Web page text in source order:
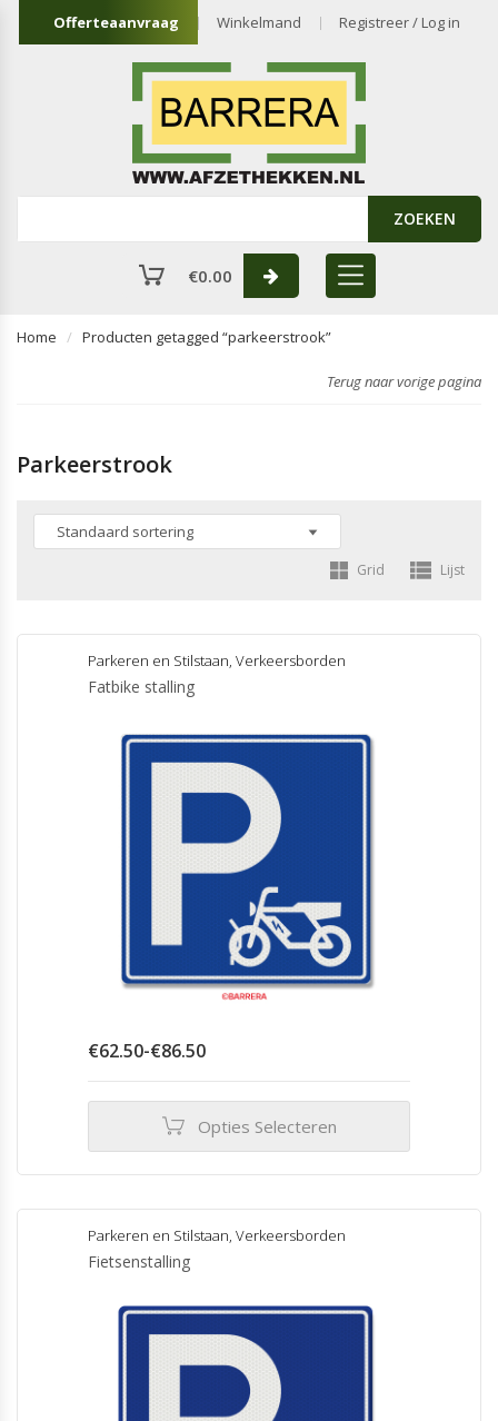
Offerteaanvraag Winkelmand Registreer / Log in
ZOEKEN
€0.00
Home Producten getagged “parkeerstrook”
Terug naar vorige pagina
Parkeerstrook
Grid Lijst
Parkeren en Stilstaan, Verkeersborden
Fatbike stalling
€62.50-€86.50Prijsklasse:
€86.50
Opties Selecteren
heeft
meerdere
Deze
Parkeren en Stilstaan, Verkeersborden
Fietsenstalling